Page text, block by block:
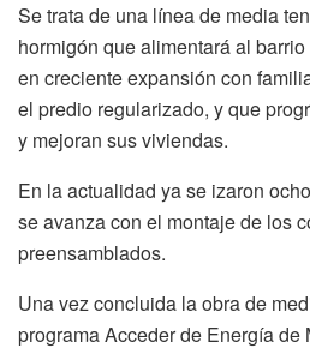
Se trata de una línea de media
hormigón que alimentará al
en creciente expansión con
el predio regularizado, y que
y mejoran sus viviendas.
En la actualidad ya se izaron
se avanza con el montaje de los
preensamblados.
Una vez concluida la obra de
programa Acceder de Energía de